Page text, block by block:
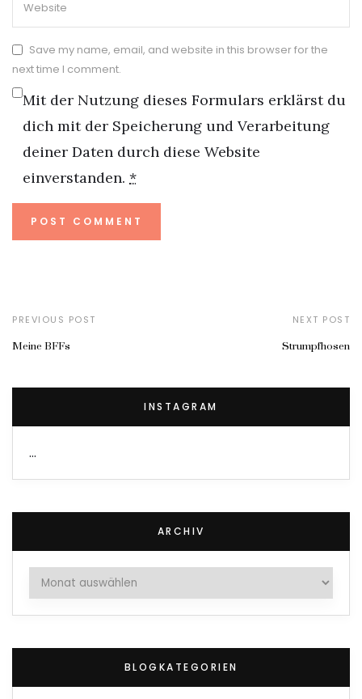
Save my name, email, and website in this browser for the
next time I comment.
Mit der Nutzung dieses Formulars erklärst du
dich mit der Speicherung und Verarbeitung
deiner Daten durch diese Website
einverstanden. *
PREVIOUS POST
Meine BFFs
NEXT POST
Strumpfhosen
INSTAGRAM
…
ARCHIV
Archiv
BLOGKATEGORIEN